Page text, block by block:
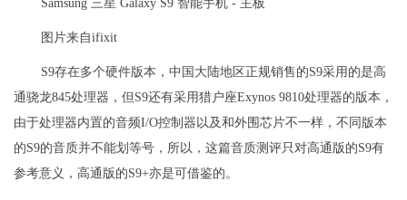
Samsung 三星 Galaxy S9 智能手机 - 主板
图片来自ifixit
S9存在多个硬件版本，中国大陆地区正规销售的S9采用的是高
通骁龙845处理器，但S9还有采用猎户座Exynos 9810处理器的版本，
由于处理器内置的音频I/O控制器以及和外围芯片不一样，不同版本
的S9的音质并不能划等号，所以，这篇音质测评只对高通版的S9有
参考意义，高通版的S9+亦是可借鉴的。